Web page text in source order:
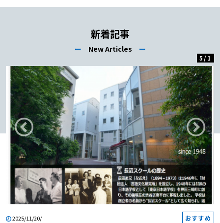
書の書き方4】住所 【日本語教師への
【日本語教師への転職｜履歴書の書き
方6】メールアドレス 【日本語教師へ
の転職｜履歴書の書き方7】写真 【日
本語教師への転職｜履歴書の書き方
8】学歴 【日本語教師への転職｜履歴
書の書き方9】職歴 【日本語教師への
転職｜履歴書の書き方10】免許・資格
【日本語教師への転職｜履歴書の書き
方11】志望動機 【日本語教師への転
職｜履歴書の書き方12】通勤時間
【日本語教師への転職｜履歴書の書き
方13】趣味・特技 【日本語教師への
転職｜履歴書の書き方14】配偶者欄・
配偶者の扶養義務 【日本語教師への
転職｜履歴書の書き方15】本人希望欄
日本語教師への転職｜履歴書の正しい
書き方は手書き？パソコン作成？ 日
新着記事
ー New Articles ー
2025/11/20/ おすすめ
5 /1